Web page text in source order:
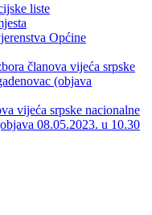
liste
Općine
članova vijeća srpske
(objava
vijeća srpske nacionalne
08.05.2023. u 10.30